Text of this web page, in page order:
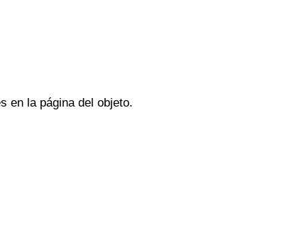
en la página del objeto.